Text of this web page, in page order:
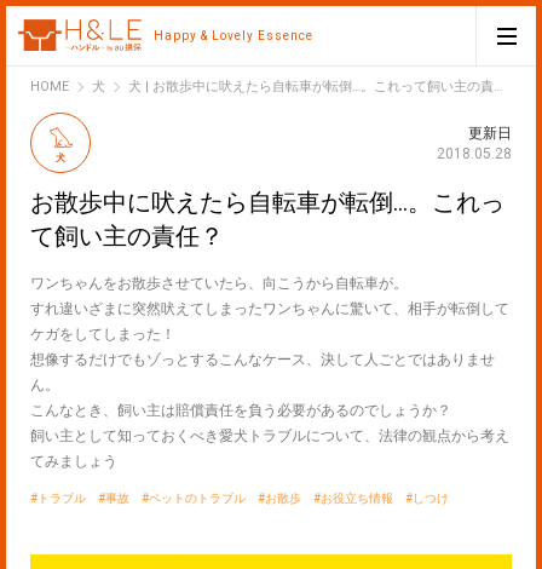
Happy & Lovely Essence
HOMEH&LE
犬 犬 | お散歩中に吠えたら自転車が転倒…。これって飼い主の責任？
犬
更新日
2018.05.28
お散歩中に吠えたら自転車が転倒…。これっ
て飼い主の責任？
ワンちゃんをお散歩させていたら、向こうから自転車が。
すれ違いざまに突然吠えてしまったワンちゃんに驚いて、相手が転倒して
ケガをしてしまった！
想像するだけでもゾっとするこんなケース、決して人ごとではありませ
ん。
こんなとき、飼い主は賠償責任を負う必要があるのでしょうか？
飼い主として知っておくべき愛犬トラブルについて、法律の観点から考え
てみましょう
トラブル 事故 ペットのトラブル お散歩 お役立ち情報 しつけ